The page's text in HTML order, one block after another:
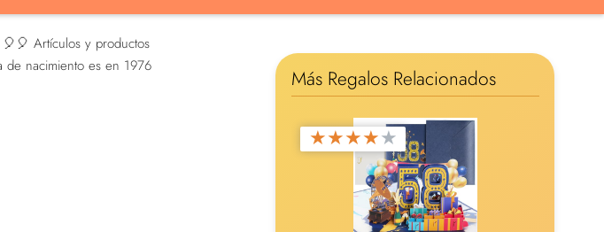
Artículos y productos
nacimiento es en 1976
Más Regalos Relacionados
★★★★★